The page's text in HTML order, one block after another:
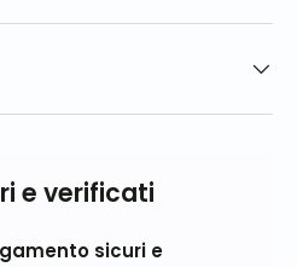
e verificati
sicuri e